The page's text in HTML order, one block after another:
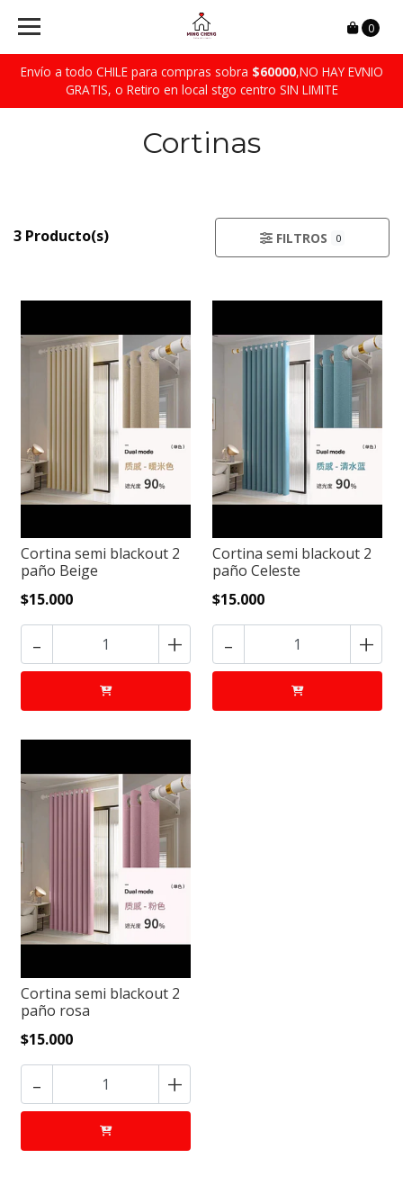
Envío a todo CHILE para compras sobra $60000,NO HAY EVNIO
GRATIS, o Retiro en local stgo centro SIN LIMITE
0
Cortinas
3 Producto(s) FILTROS 0
Cortina semi blackout 2
paño Beige
$15.000
- +
Cortina semi blackout 2
paño Celeste
$15.000
- +
Cortina semi blackout 2
paño rosa
$15.000
- +